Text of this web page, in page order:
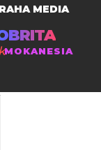
MEDIA
MOKANESIA